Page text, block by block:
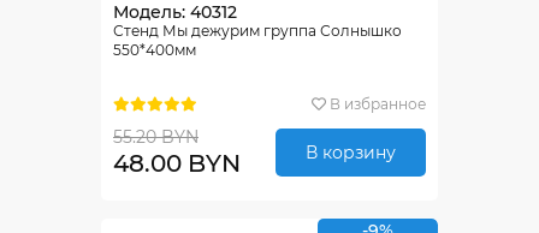
Модель: 40312
Стенд Мы дежурим группа Солнышко
550*400мм
В избранное
55.20 BYN
48.00 BYN В корзину